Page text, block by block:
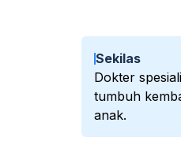
Sekilas
Dokter
tumbuh
anak.